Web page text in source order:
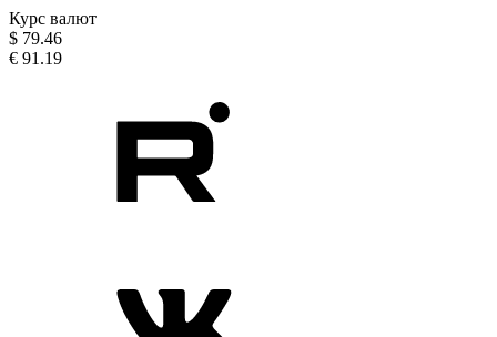
Курс валют
$ 79.46
€ 91.19